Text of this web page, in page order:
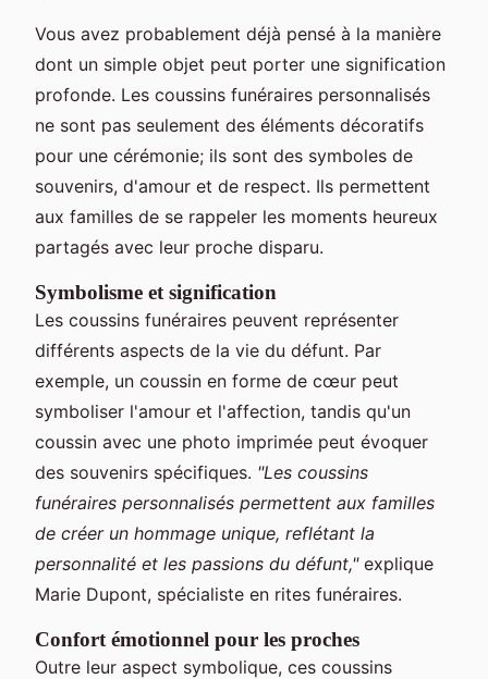
Vous avez probablement déjà pensé à la manière
dont un simple objet peut porter une signification
profonde. Les coussins funéraires personnalisés
ne sont pas seulement des éléments décoratifs
pour une cérémonie; ils sont des symboles de
souvenirs, d'amour et de respect. Ils permettent
aux familles de se rappeler les moments heureux
partagés avec leur proche disparu.
Symbolisme et signification
Les coussins funéraires peuvent représenter
différents aspects de la vie du défunt. Par
exemple, un coussin en forme de cœur peut
symboliser l'amour et l'affection, tandis qu'un
coussin avec une photo imprimée peut évoquer
des souvenirs spécifiques. "Les coussins
funéraires personnalisés permettent aux familles
de créer un hommage unique, reflétant la
personnalité et les passions du défunt,"explique
Marie Dupont, spécialiste en rites funéraires.
Confort émotionnel pour les proches
Outre leur aspect symbolique, ces coussins